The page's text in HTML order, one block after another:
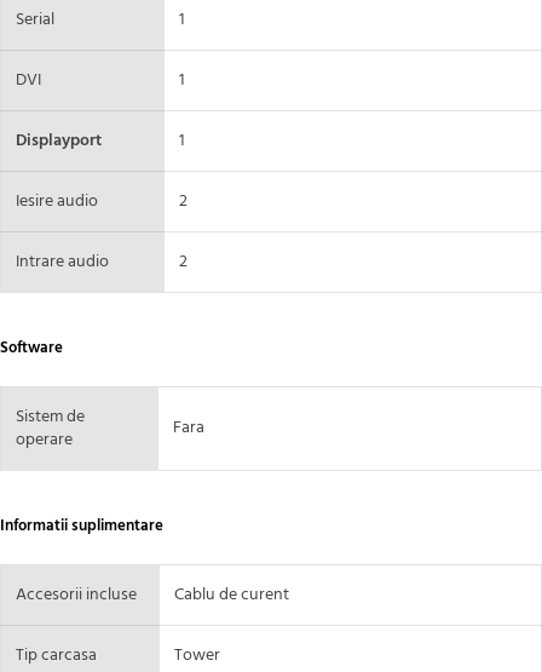
Serial 1
DVI 1
Displayport 1
Iesire audio 2
Intrare audio 2
Software
Sistem de
operare
Fara
Informatii suplimentare
Accesorii incluse Cablu de curent
Tip carcasa Tower